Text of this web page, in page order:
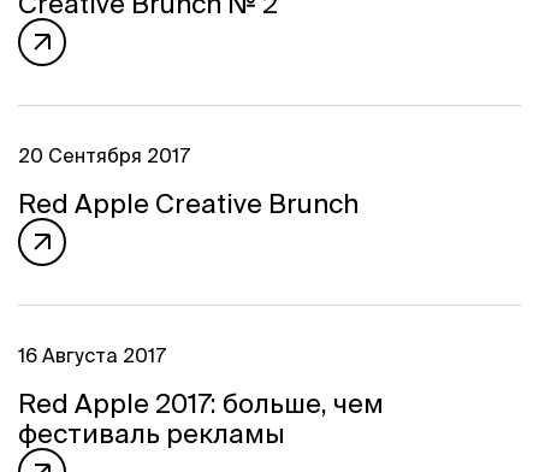
20 Сентября 2017
Red Apple Creative Brunch
16 Августа 2017
Red Apple 2017: больше, чем
фестиваль рекламы